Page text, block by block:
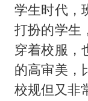
学生时代，
打扮的学生
穿着校服，
的高审美，
校规但又非